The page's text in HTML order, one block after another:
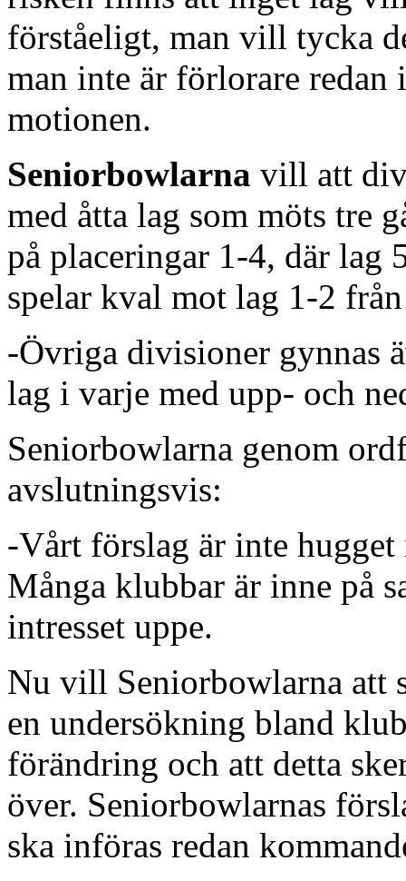
förståeligt, man vill tycka
man inte är förlorare
motionen.
Seniorbowlarna vill att
med åtta lag som möts tre
på placeringar 1-4, där lag
spelar kval mot lag 1-2
-Övriga divisioner gynnas
lag i varje med upp- och
Seniorbowlarna genom
avslutningsvis:
-Vårt förslag är inte
Många klubbar är inne på
intresset uppe.
Nu vill Seniorbowlarna att
en undersökning bland
förändring och att detta
över. Seniorbowlarnas
ska införas redan